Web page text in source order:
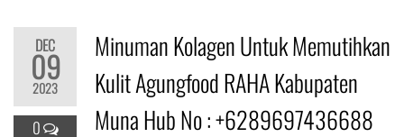
DEC
09
2023
0
Minuman Kolagen Untuk Memutihkan
Kulit Agungfood RAHA Kabupaten
Muna Hub No : +6289697436688